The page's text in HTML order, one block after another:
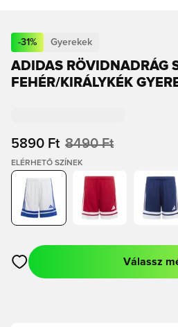
-31% Gyerekek
ADIDAS RÖVIDNADRÁG
FEHÉR/KIRÁLYKÉK
5890 Ft 8490 Ft
ELÉRHETŐ SZÍNEK
Megnyit egy modált a
Válassz